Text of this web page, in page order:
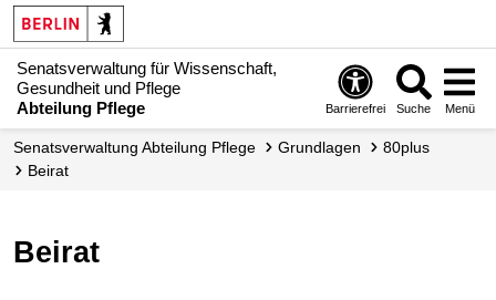
Senatsverwaltung für Wissenschaft,
Gesundheit und Pflege
Abteilung Pflege
Barrierefrei Suche Menü
Senats­verwaltung Abteilung Pflege Grundlagen
80plus
Beirat
Beirat